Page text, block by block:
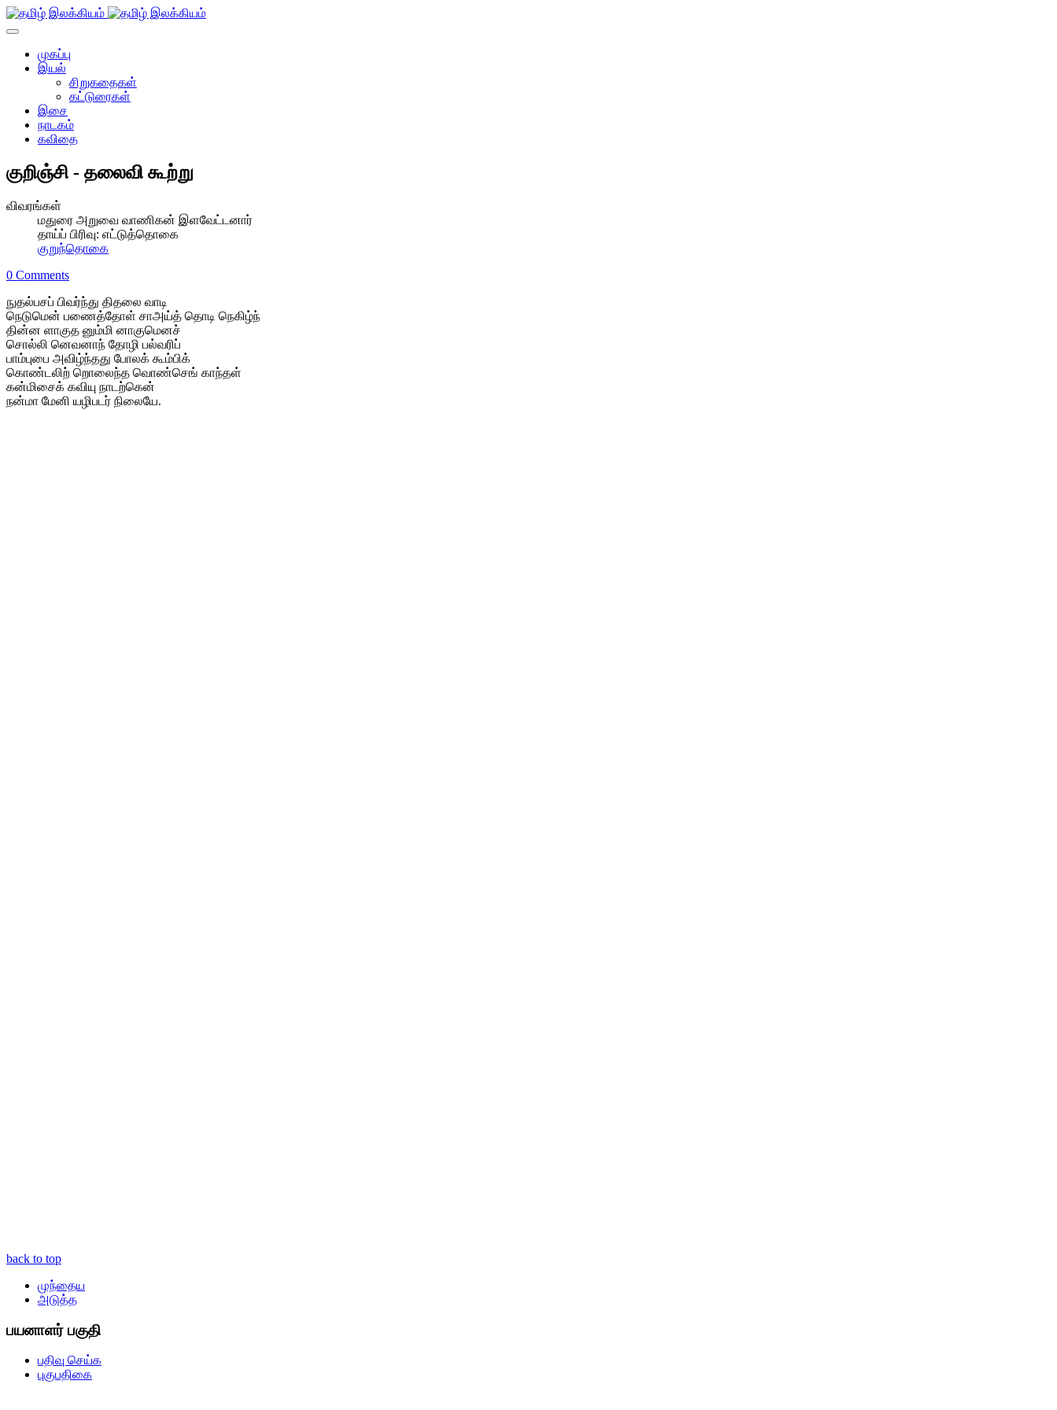
முகப்பு
இயல்
சிறுகதைகள்
கட்டுரைகள்
இசை
நாடகம்
கவிதை
குறிஞ்சி - தலைவி கூற்று
விவரங்கள்
மதுரை அறுவை வாணிகன் இளவேட்டனார்
தாய்ப் பிரிவு: எட்டுத்தொகை
குறுந்தொகை
0 Comments
நுதல்பசப் பிவர்ந்து திதலை வாடி
நெடுமென் பணைத்தோள் சாஅய்த் தொடி நெகிழ்ந்
தின்ன ளாகுத னும்மி னாகுமெனச்
சொல்லி னெவனாந் தோழி பல்வரிப்
பாம்புபை அவிழ்ந்தது போலக் கூம்பிக்
கொண்டலிற் றொலைந்த வொண்செங் காந்தள்
கன்மிசைக் கவியு நாடற்கென்
நன்மா மேனி யழிபடர் நிலையே.
back to top
முந்தைய
அடுத்த
பயனாளர் பகுதி
பதிவு செய்க
புகுபதிகை